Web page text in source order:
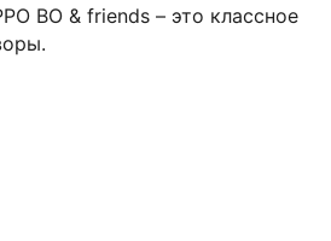
BO & friends – это классное